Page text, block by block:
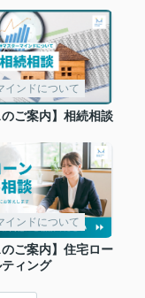
インドについて
のご案内】相続相談
インドについて
のご案内】住宅ロー
ィング